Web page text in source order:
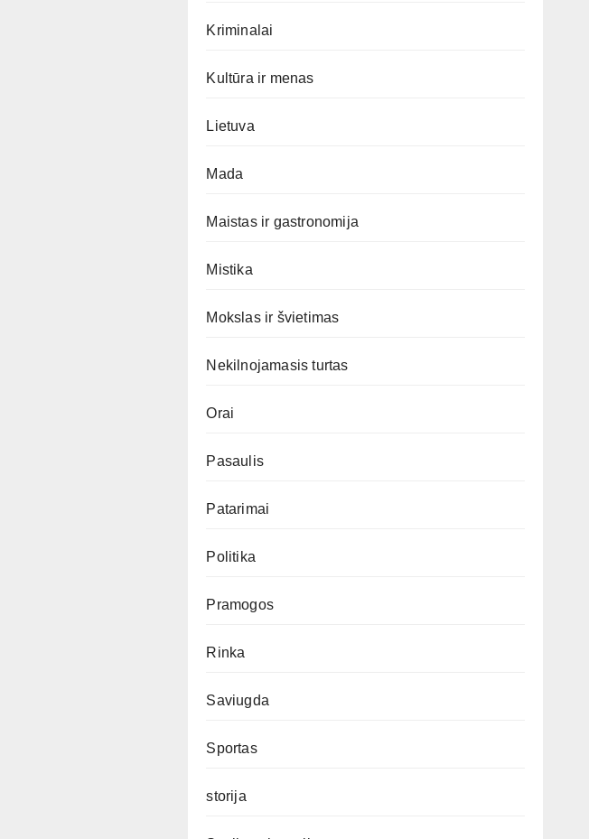
Kriminalai
Kultūra ir menas
Lietuva
Mada
Maistas ir gastronomija
Mistika
Mokslas ir švietimas
Nekilnojamasis turtas
Orai
Pasaulis
Patarimai
Politika
Pramogos
Rinka
Saviugda
Sportas
storija